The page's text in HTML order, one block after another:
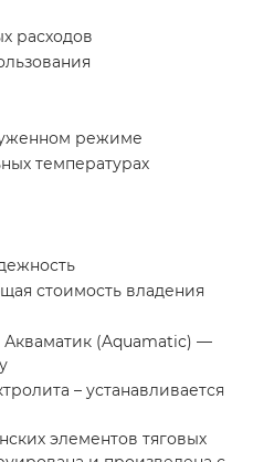
расходов
режиме
температурах
стоимость владения
Акваматик (Aquamatic) —
– устанавливается
элементов тяговых